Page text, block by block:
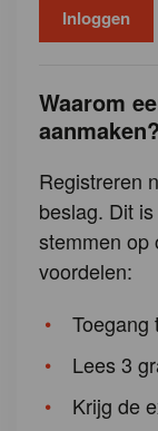
Waarom
aanmaken?
Registreren
beslag. Dit
stemmen op
voordelen:
Toegang
Lees 3
Krijg de